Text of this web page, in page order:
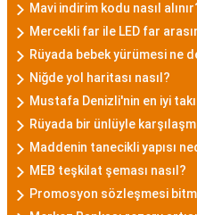
Mavi indirim kodu nasıl
Mercekli far ile LED far
Rüyada bebek yürümesi ne
Niğde yol haritası nasıl?
Mustafa Denizli'nin en iyi
Rüyada bir ünlüyle
Maddenin tanecikli yapısı
MEB teşkilat şeması nasıl?
Promosyon sözleşmesi